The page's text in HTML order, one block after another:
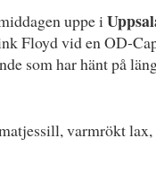
uppe i
Floyd vid en OD-
som har hänt på
varmrökt